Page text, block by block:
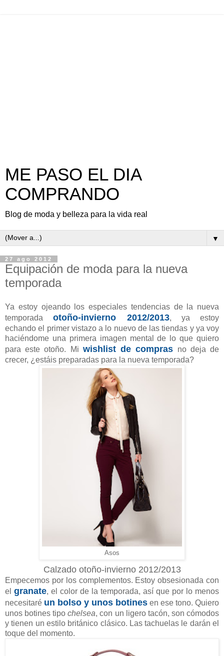
ME PASO EL DIA
COMPRANDO
Blog de moda y belleza para la vida real
▼
27 ago 2012
Equipación de moda para la nueva
temporada
Ya estoy ojeando los especiales tendencias de la nueva
temporadaotoño-invierno 2012/2013, ya estoy
echando el primer vistazo a lo nuevo de las tiendas y ya voy
haciéndome una primera imagen mental de lo que quiero
para este otoño. Mi wishlist de compras no deja de
crecer, ¿estáis preparadas para la nueva temporada?
Asos
Calzado otoño-invierno 2012/2013
Empecemos por los complementos. Estoy obsesionada con
el granate, el color de la temporada, así que por lo menos
necesitaré un bolso y unos botines en ese tono. Quiero
unos botines tipochelsea, con un ligero tacón, son cómodos
y tienen un estilo británico clásico. Las tachuelas le darán el
toque del momento.